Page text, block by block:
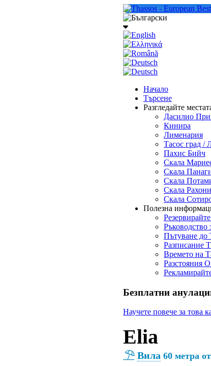
Начало
Търсене
Разгледайте
Дасилио
Кинира
Лименария
Тасос град /
Пахис Бийч
Скала
Скала
Скала
Скала Рахони
Скала
Полезна
Ръководство
Пътуване до
Разписание
Времето на
Разстояния
Безплатни
Научете повече за това
Elia
Вила 60 метра